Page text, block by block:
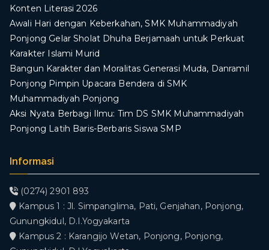
Konten Literasi 2026
Awali Hari dengan Keberkahan, SMK Muhammadiyah
Ponjong Gelar Sholat Dhuha Berjamaah untuk Perkuat
Karakter Islami Murid
Bangun Karakter dan Moralitas Generasi Muda, Danramil
Ponjong Pimpin Upacara Bendera di SMK
Muhammadiyah Ponjong
​Aksi Nyata Berbagi Ilmu: Tim DS SMK Muhammadiyah
Ponjong Latih Baris-Berbaris Siswa SMP
Informasi
(0274) 2901 893
Kampus 1 : Jl. Simpanglima, Pati, Genjahan, Ponjong,
Gunungkidul, D.I.Yogyakarta
Kampus 2 : Karangijo Wetan, Ponjong, Ponjong,